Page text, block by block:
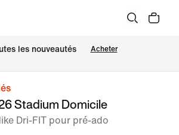
les nouveautés Acheter
Stadium Domicile
Dri-FIT pour pré-ado